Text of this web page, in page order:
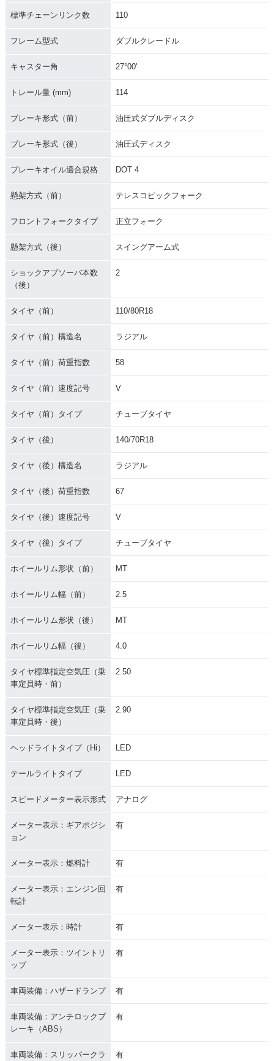
標準チェーンリンク数 110
フレーム型式 ダブルクレードル
キャスター角 27°00'
トレール量 (mm) 114
ブレーキ形式（前） 油圧式ダブルディスク
ブレーキ形式（後） 油圧式ディスク
ブレーキオイル適合規格 DOT 4
懸架方式（前） テレスコピックフォーク
フロントフォークタイプ 正立フォーク
懸架方式（後） スイングアーム式
ショックアブソーバ本数
（後）
2
タイヤ（前） 110/80R18
タイヤ（前）構造名 ラジアル
タイヤ（前）荷重指数 58
タイヤ（前）速度記号 V
タイヤ（前）タイプ チューブタイヤ
タイヤ（後） 140/70R18
タイヤ（後）構造名 ラジアル
タイヤ（後）荷重指数 67
タイヤ（後）速度記号 V
タイヤ（後）タイプ チューブタイヤ
ホイールリム形状（前） MT
ホイールリム幅（前） 2.5
ホイールリム形状（後） MT
ホイールリム幅（後） 4.0
タイヤ標準指定空気圧（乗
車定員時・前）
2.50
タイヤ標準指定空気圧（乗
車定員時・後）
2.90
ヘッドライトタイプ（Hi） LED
テールライトタイプ LED
スピードメーター表示形式 アナログ
メーター表示：ギアポジシ
ョン
有
メーター表示：燃料計 有
メーター表示：エンジン回
転計
有
メーター表示：時計 有
メーター表示：ツイントリ
ップ
有
車両装備：ハザードランプ 有
車両装備：アンチロックブ
レーキ（ABS）
有
車両装備：スリッパークラ
有